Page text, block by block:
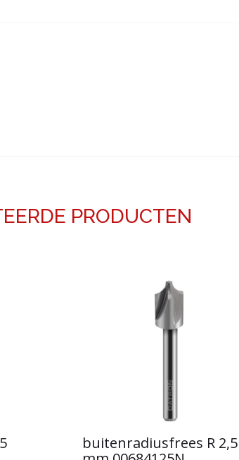
PRODUCTEN
buitenradiusfrees R 2,5